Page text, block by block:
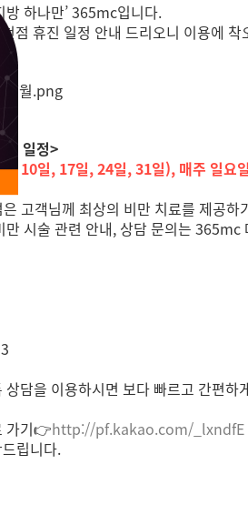
방 하나만’ 365mc입니다.
점 휴진 일정 안내 드리오니 이용에 착
진 일정>
, 10일, 17일, 24일, 31일), 매주 일요
고객님께 최상의 비만 치료를 제공하
만 시술 관련 안내, 상담 문의는
상담을 이용하시면 보다 빠르고 간편하
가기👉http://pf.kakao.com/_lxndfE
립니다.